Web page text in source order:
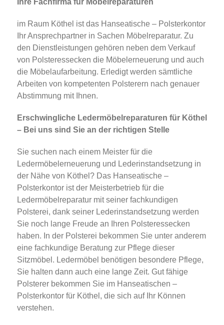
Ihre Fachfirma für Möbelreparaturen
im Raum Köthel ist das Hanseatische – Polsterkontor
Ihr Ansprechpartner in Sachen Möbelreparatur. Zu
den Dienstleistungen gehören neben dem Verkauf
von Polsteressecken die Möbelerneuerung und auch
die Möbelaufarbeitung. Erledigt werden sämtliche
Arbeiten von kompetenten Polsterern nach genauer
Abstimmung mit Ihnen.
Erschwingliche Ledermöbelreparaturen für Köthel
– Bei uns sind Sie an der richtigen Stelle
Sie suchen nach einem Meister für die
Ledermöbelerneuerung und Lederinstandsetzung in
der Nähe von Köthel? Das Hanseatische –
Polsterkontor ist der Meisterbetrieb für die
Ledermöbelreparatur mit seiner fachkundigen
Polsterei, dank seiner Lederinstandsetzung werden
Sie noch lange Freude an Ihren Polsteressecken
haben. In der Polsterei bekommen Sie unter anderem
eine fachkundige Beratung zur Pflege dieser
Sitzmöbel. Ledermöbel benötigen besondere Pflege,
Sie halten dann auch eine lange Zeit. Gut fähige
Polsterer bekommen Sie im Hanseatischen –
Polsterkontor für Köthel, die sich auf Ihr Können
verstehen.